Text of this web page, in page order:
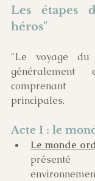
Les étapes
héros"
"Le voyage
comprenant
principales.
Acte I : le
Le monde